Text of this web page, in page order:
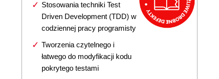
Stosowania techniki Test
Driven Development (TDD) w
codziennej pracy programisty
Tworzenia czytelnego i
łatwego do modyfikacji kodu
pokrytego testami